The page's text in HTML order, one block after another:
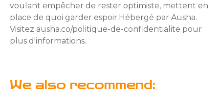
voulant empêcher de rester optimiste, mettent en
place de quoi garder espoir.Hébergé par Ausha.
Visitez ausha.co/politique-de-confidentialite pour
plus d'informations.
We also recommend: